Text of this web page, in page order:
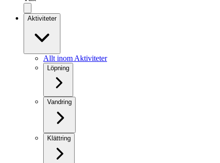
Aktiviteter
Allt inom Aktiviteter
Löpning
Vandring
Klättring